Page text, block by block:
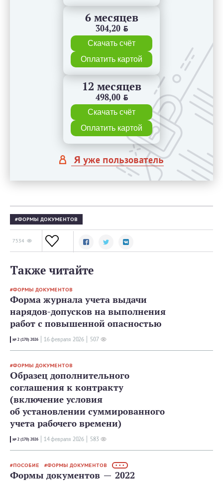
6 месяцев
304,20 BYN
Скачать счёт
Оплатить картой
12 месяцев
498,00 BYN
Скачать счёт
Оплатить картой
Я уже пользователь
ФОРМЫ ДОКУМЕНТОВ
7534
Также читайте
ФОРМЫ ДОКУМЕНТОВ
Форма журнала учета выдачи
нарядов-допусков на выполнения
работ с повышенной опасностью
№ 2 (170) 2026 16 февраля 2026 507
ФОРМЫ ДОКУМЕНТОВ
Образец дополнительного
соглашения к контракту
(включение условия
об установлении суммированного
учета рабочего времени)
№ 2 (170) 2026 14 февраля 2026 583
ПОСОБИЕ ФОРМЫ ДОКУМЕНТОВ • • •
Формы документов — 2022